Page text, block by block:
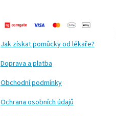
Jak získat pomůcky od lékaře?
Doprava a platba
Obchodní podmínky
Ochrana osobních údajů